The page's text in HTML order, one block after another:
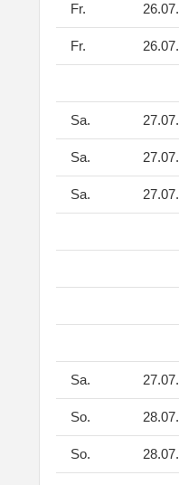
Fr. 26.07.
Fr. 26.07.
Sa. 27.07.
Sa. 27.07.
Sa. 27.07.
Sa. 27.07.
So. 28.07.
So. 28.07.